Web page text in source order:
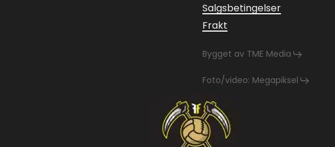
Salgsbetingelser
Frakt
Bygget av TME Media
Foto/video: Megapiksel